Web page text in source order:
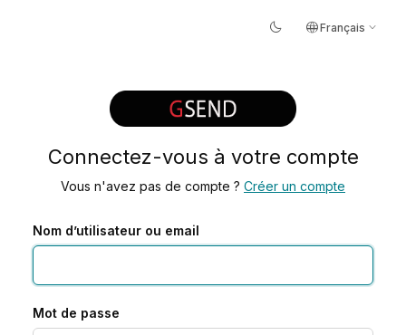
dark_mode languageFrançais expand_more
Connectez-vous à votre compte
Vous n'avez pas de compte ? Créer un compte
Nom d’utilisateur ou email
Mot de passe